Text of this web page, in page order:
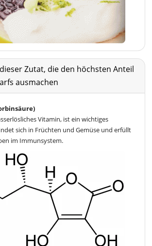
Zutat, die den höchsten Anteil
ausmachen
Vitamin, ist ein wichtiges
sich in Früchten und Gemüse und erfüllt
im Immunsystem.